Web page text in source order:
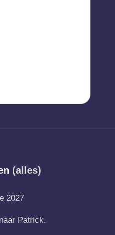
(alles)
2027
Patrick.